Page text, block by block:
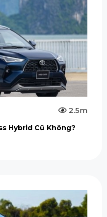
2.5m
Hybrid Cũ Không?